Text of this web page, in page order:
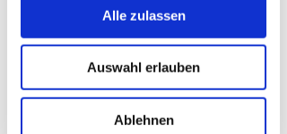
Alle zulassen
Auswahl erlauben
Ablehnen
1. Braten Sie mühelos und schonend
Speisen und sogar Pfannengerichte direkt
an der Feuerschale auf Ihrem extra für Sie
gefertigten Weilnau-Grillring
2. Zaubern Sie Ihre Lieblingsspeisen